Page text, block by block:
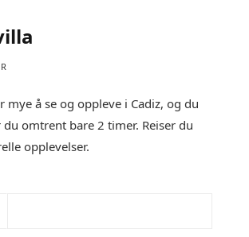
mye å se og oppleve i Cadiz, og du
omtrent bare 2 timer. Reiser du
opplevelser.